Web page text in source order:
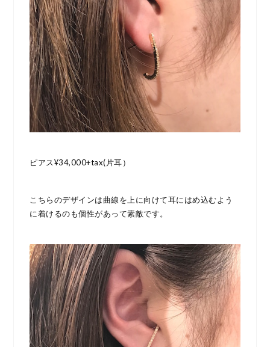
ピアス¥34,000+tax(片耳）
こちらのデザインは曲線を上に向けて耳にはめ込むよう
に着けるのも個性があって素敵です。